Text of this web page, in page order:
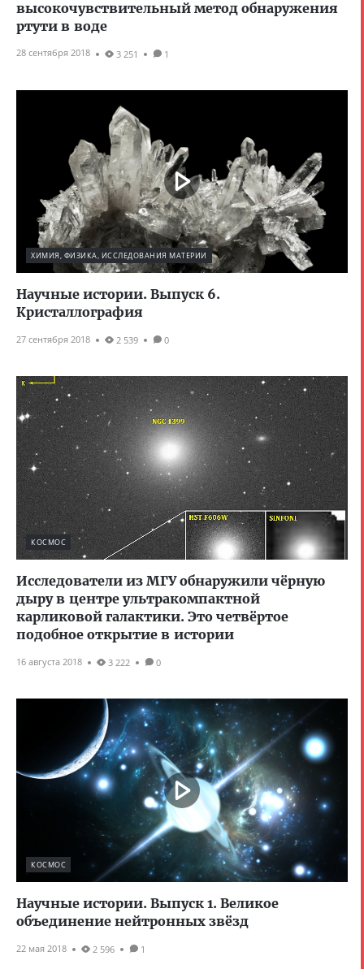
высокочувствительный метод обнаружения
ртути в воде
28 сентября 2018 3 251 1
ХИМИЯ, ФИЗИКА, ИССЛЕДОВАНИЯ МАТЕРИИ
Научные истории. Выпуск 6.
Кристаллография
27 сентября 2018 2 539 0
КОСМОС
Исследователи из МГУ обнаружили чёрную
дыру в центре ультракомпактной
карликовой галактики. Это четвёртое
подобное открытие в истории
16 августа 2018 3 222 0
КОСМОС
Научные истории. Выпуск 1. Великое
объединение нейтронных звёзд
22 мая 2018 2 596 1